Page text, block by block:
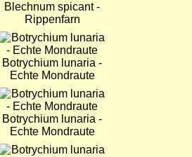
Blechnum spicant -
Rippenfarn
Bild
Botrychium lunaria -
Echte Mondraute
Bild
Botrychium lunaria -
Echte Mondraute
Bild